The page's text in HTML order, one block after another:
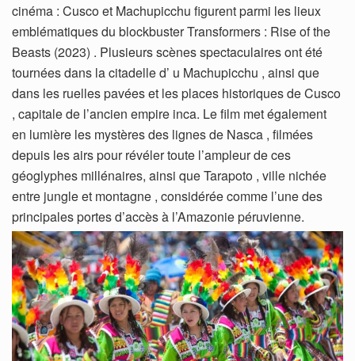
cinéma : Cusco et Machupicchu figurent parmi les lieux
emblématiques du blockbuster Transformers : Rise of the
Beasts (2023) . Plusieurs scènes spectaculaires ont été
tournées dans la citadelle d’ u Machupicchu , ainsi que
dans les ruelles pavées et les places historiques de Cusco
, capitale de l’ancien empire inca. Le film met également
en lumière les mystères des lignes de Nasca , filmées
depuis les airs pour révéler toute l’ampleur de ces
géoglyphes millénaires, ainsi que Tarapoto , ville nichée
entre jungle et montagne , considérée comme l’une des
principales portes d’accès à l’Amazonie péruvienne.